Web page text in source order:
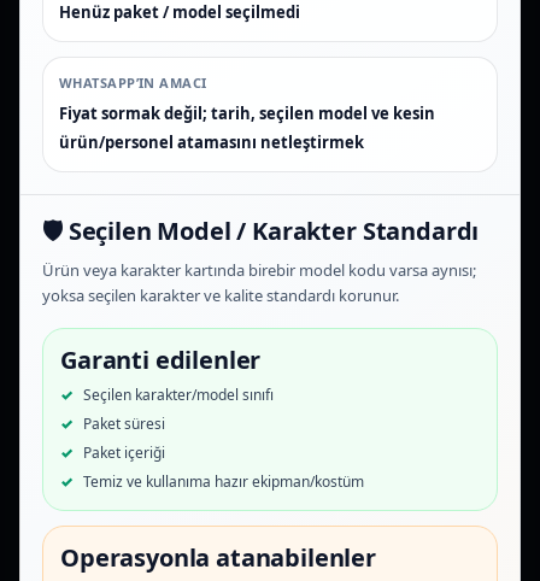
Henüz paket / model seçilmedi
WHATSAPP’IN AMACI
Fiyat sormak değil; tarih, seçilen model ve kesin
ürün/personel atamasını netleştirmek
🛡️ Seçilen Model / Karakter Standardı
Ürün veya karakter kartında birebir model kodu varsa aynısı;
yoksa seçilen karakter ve kalite standardı korunur.
Garanti edilenler
Seçilen karakter/model sınıfı
Paket süresi
Paket içeriği
Temiz ve kullanıma hazır ekipman/kostüm
Operasyonla atanabilenler